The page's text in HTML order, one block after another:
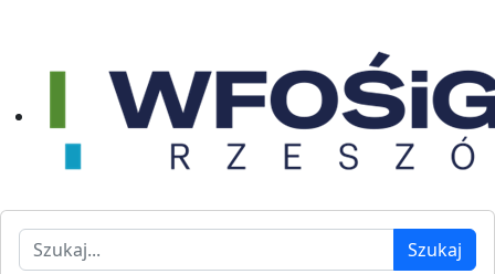
Szukaj Szukaj